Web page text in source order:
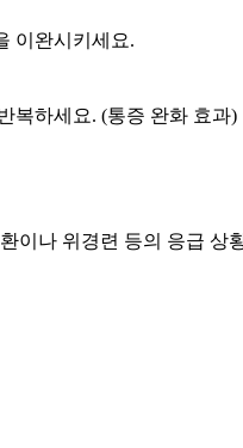
이완시키세요.
복하세요. (통증 완화 효과)
이나 위경련 등의 응급 상